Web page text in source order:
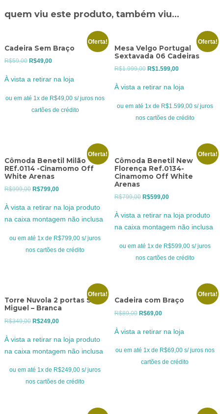
quem viu este produto, também viu...
Oferta!
Cadeira Sem Braço
R$59,00 O
era:
R$59,00.
R$49,00O
é:
R$49,00.
À vista a retirar na loja
ou em até 1x de R$49,00 s/ juros nos
cartões de crédito
Oferta!
Mesa Velgo Portugal
Sextavada 06 Cadeiras
R$1.999,00 O
era:
R$1.999,00.
R$1.599,00O
atual
é:
R$1.599,00.
À vista a retirar na loja
ou em até 1x de R$1.599,00 s/ juros
nos cartões de crédito
Oferta!
Cômoda Benetil Milão
REf.0114 -Cinamomo Off
White Arenas
R$999,00 O
R$999,00.
R$799,00O
atual
R$799,00.
À vista a retirar na loja produto
na caixa montagem não inclusa
ou em até 1x de R$799,00 s/ juros
nos cartões de crédito
Oferta!
Cômoda Benetil New
Florença Ref.0134-
Cinamomo Off White
Arenas
R$799,00 O
R$799,00.
R$599,00O
atual
R$599,00.
À vista a retirar na loja produto
na caixa montagem não inclusa
ou em até 1x de R$599,00 s/ juros
nos cartões de crédito
Oferta!
Torre Nuvola 2 portas São
Miguel – Branca
R$349,00 O
R$349,00.
R$249,00O
atual
R$249,00.
À vista a retirar na loja produto
na caixa montagem não inclusa
ou em até 1x de R$249,00 s/ juros
nos cartões de crédito
Oferta!
Cadeira com Braço
R$89,00 O
era:
R$89,00.
R$69,00O
é:
R$69,00.
À vista a retirar na loja
ou em até 1x de R$69,00 s/ juros nos
cartões de crédito